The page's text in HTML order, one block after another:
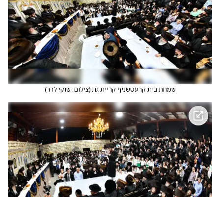
שמחת בית קרעטשניף קריית גת(צילום: שוקי לרר)